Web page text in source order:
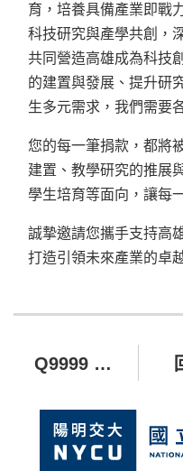
育，培養具備產業即戰
科技研究與產學共創，
共同營造高雄成為科技
的建置與發展、提升研
生多元需求，我們需要
您的每一筆捐款，都將
建置、教學研究的推展
學生培育等面向，讓每
誠摯邀請您攜手支持高
打造引領未來產業的卓
Q9999 不指定用途校務基金